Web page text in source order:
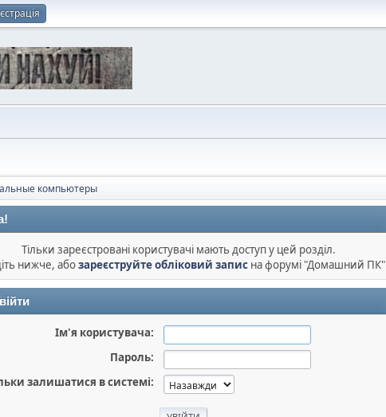
компьютеры
Тільки зареєстровані користувачі мають доступ у цей розділ.
нижче, абозареєструйте обліковий записна форумі "Домашний ПК"
Ім'я користувача:
Пароль:
залишатися в системі: